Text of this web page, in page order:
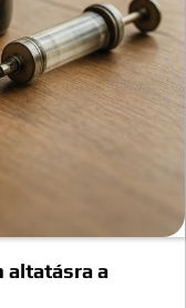
altatásra a